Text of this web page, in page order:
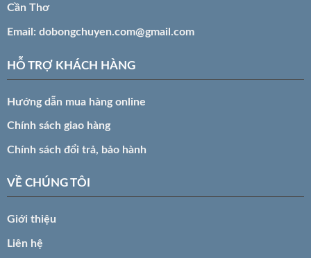
Cần Thơ
Email: dobongchuyen.com@gmail.com
HỖ TRỢ KHÁCH HÀNG
Hướng dẫn mua hàng online
Chính sách giao hàng
Chính sách đổi trả, bảo hành
VỀ CHÚNG TÔI
Giới thiệu
Liên hệ